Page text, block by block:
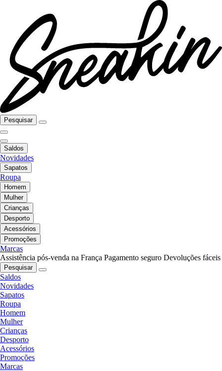
Pesquisar
Saldos
Novidades
Sapatos
Roupa
Homem
Mulher
Crianças
Desporto
Acessórios
Promoções
Marcas
Assistência pós-venda na França Pagamento seguro Devoluções fáceis
Pesquisar
Saldos
Novidades
Sapatos
Roupa
Homem
Mulher
Crianças
Desporto
Acessórios
Promoções
Marcas